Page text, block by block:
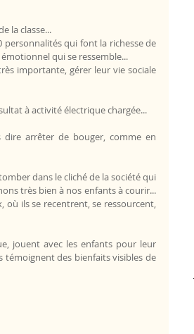
la classe...
personnalités qui font la richesse de
qui se ressemble...
importante, gérer leur vie sociale
à activité électrique chargée...
arrêter de bouger, comme en
dans le cliché de la société qui
très bien à nos enfants à courir...
ils se recentrent, se ressourcent,
jouent avec les enfants pour leur
témoignent des bienfaits visibles de